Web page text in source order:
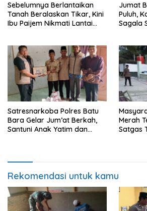
Sebelumnya Berlantaikan
Tanah Beralaskan Tikar, Kini
Ibu Paijem Nikmati Lantai
0208/Asahan
Jumat
Puluh,
Sagala
Satresnarkoba Polres Batu
Bara Gelar Jum’at Berkah,
Santuni Anak Yatim dan
Merah
Satgas
Rekomendasi untuk kamu